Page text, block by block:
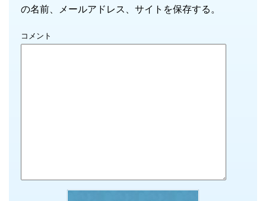
の名前、メールアドレス、サイトを保存する。
コメント